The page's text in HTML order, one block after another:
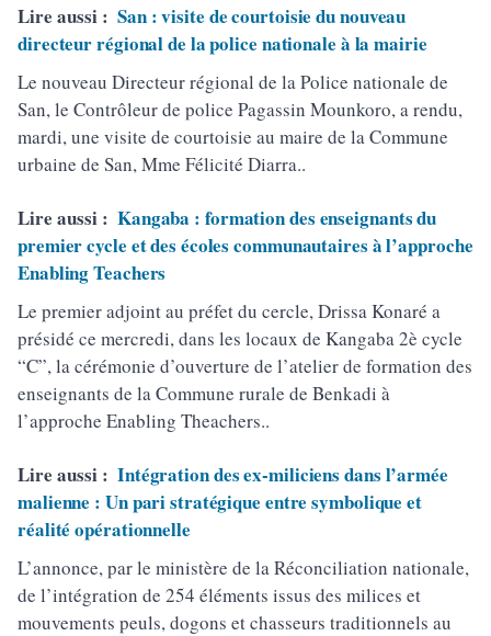
Lire aussi : San : visite de courtoisie du nouveau
directeur régional de la police nationale à la mairie
Le nouveau Directeur régional de la Police nationale de
San, le Contrôleur de police Pagassin Mounkoro, a rendu,
mardi, une visite de courtoisie au maire de la Commune
urbaine de San, Mme Félicité Diarra..
Lire aussi : Kangaba : formation des enseignants du
premier cycle et des écoles communautaires à l’approche
Enabling Teachers
Le premier adjoint au préfet du cercle, Drissa Konaré a
présidé ce mercredi, dans les locaux de Kangaba 2è cycle
“C”, la cérémonie d’ouverture de l’atelier de formation des
enseignants de la Commune rurale de Benkadi à
l’approche Enabling Theachers..
Lire aussi : Intégration des ex-miliciens dans l’armée
malienne : Un pari stratégique entre symbolique et
réalité opérationnelle
L’annonce, par le ministère de la Réconciliation nationale,
de l’intégration de 254 éléments issus des milices et
mouvements peuls, dogons et chasseurs traditionnels au